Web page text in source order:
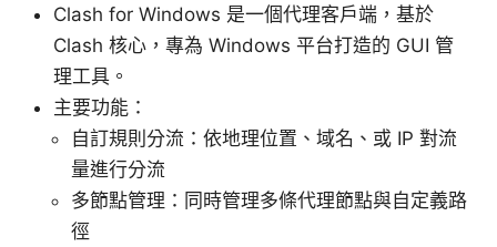
Clash for Windows 是一個代理客戶端，基於
Clash 核心，專為 Windows 平台打造的 GUI 管
理工具。
主要功能：
自訂規則分流：依地理位置、域名、或 IP 對流
量進行分流
多節點管理：同時管理多條代理節點與自定義路
徑